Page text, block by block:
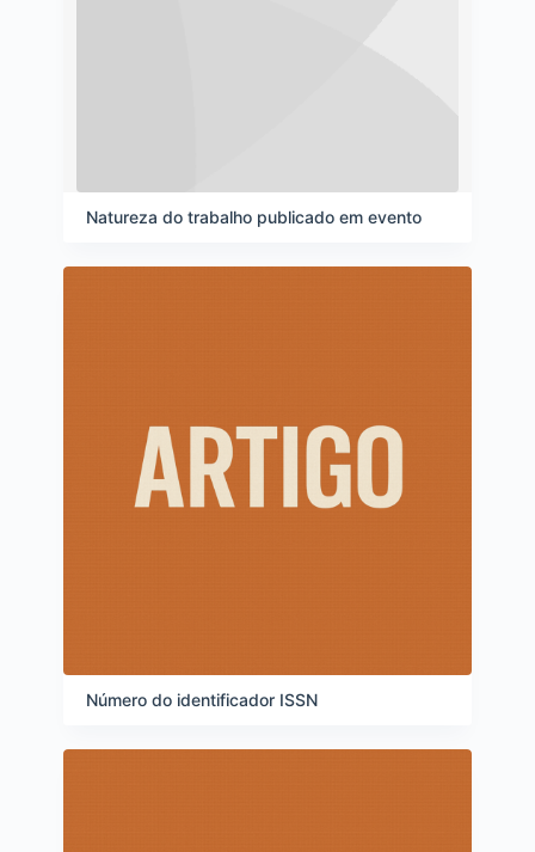
Natureza do trabalho publicado em evento
Número do identificador ISSN